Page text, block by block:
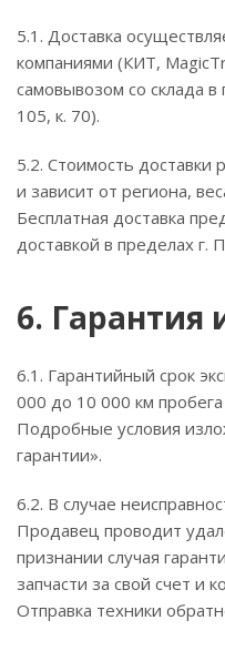
5.1. Доставка
компаниями (КИТ,
самовывозом со склада
105, к. 70).
5.2. Стоимость доставки
и зависит от региона,
Бесплатная доставка
доставкой в пределах г.
6. Гарантия
6.1. Гарантийный срок
000 до 10 000 км
Подробные условия
гарантии».
6.2. В случае
Продавец проводит
признании случая
запчасти за свой счет и
Отправка техники